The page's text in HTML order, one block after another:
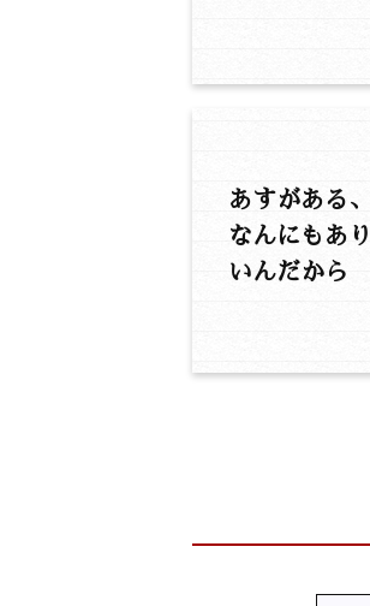
あすがある
なんにもあ
いんだから